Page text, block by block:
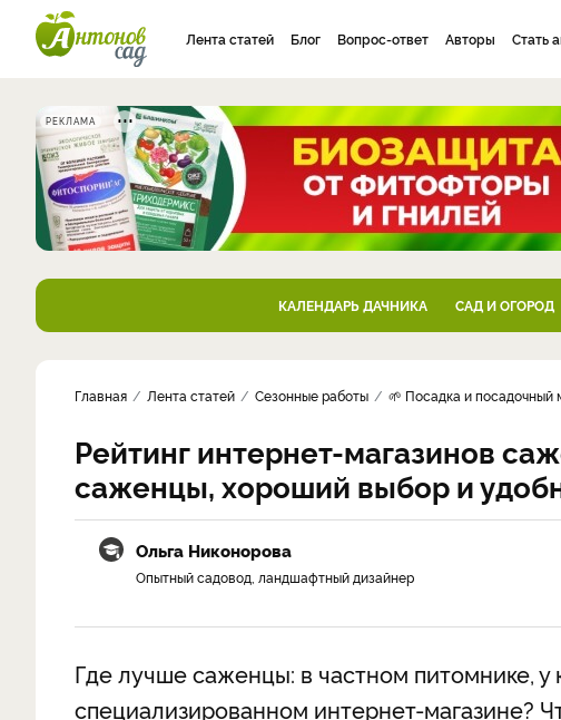
Лента статей Блог Вопрос-ответ Авторы Стать
РЕКЛАМА
КАЛЕНДАРЬ ДАЧНИКА САД И ОГОРОД
Главная Лента статей Сезонные работы 🌱 Посадка и посадочный
Рейтинг интернет-магазинов
саженцы, хороший выбор и
Ольга Никонорова
Опытный садовод, ландшафтный дизайнер
Где лучше саженцы: в частном питомнике, у
специализированном интернет-магазине?